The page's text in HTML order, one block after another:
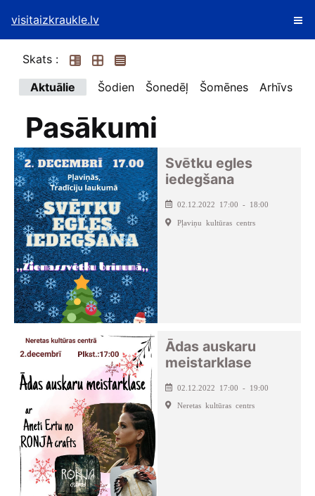
visitaizkraukle.lv
Skats :
Aktuālie
Šodien Šonedēļ Šomēnes Arhīvs
Pasākumi
Svētku egles
iedegšana
02.12.2022 17:00 - 18:00
Pļaviņu kultūras centrs
Ādas auskaru
meistarklase
02.12.2022 17:00 - 19:00
Neretas kultūras centrs